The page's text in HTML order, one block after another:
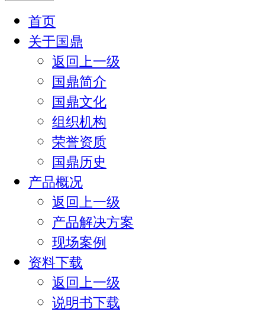
首页
关于国鼎
返回上一级
国鼎简介
国鼎文化
组织机构
荣誉资质
国鼎历史
产品概况
返回上一级
产品解决方案
现场案例
资料下载
返回上一级
说明书下载